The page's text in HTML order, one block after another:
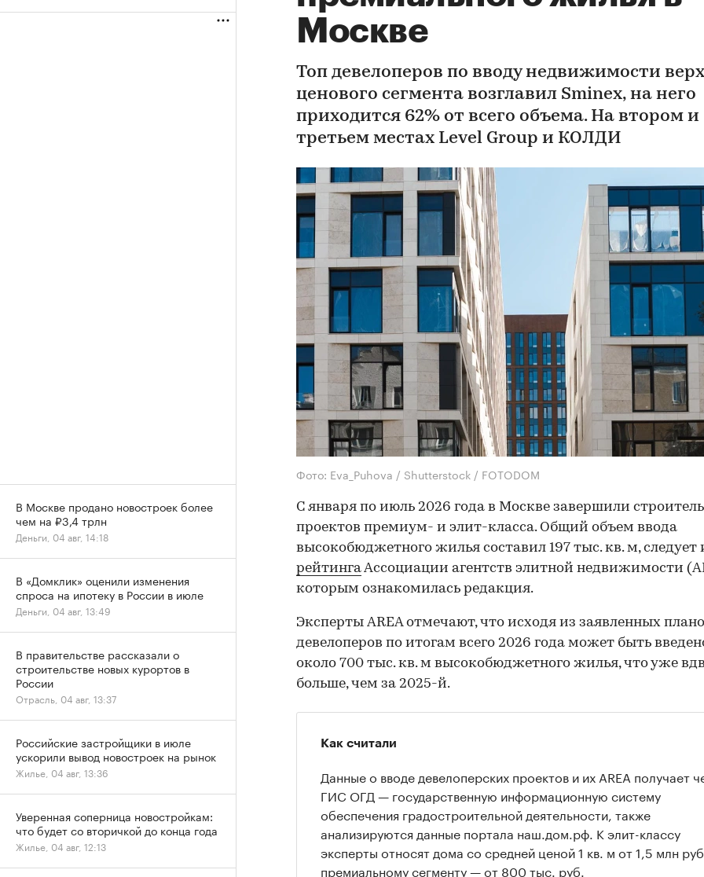
Москве
Топ девелоперов по вводу недвижимости
ценового сегмента возглавил Sminex, на него
приходится 62% от всего объема. На втором и
третьем местах Level Group и КОЛДИ
Фото: Eva_Puhova / Shutterstock / FOTODOM
С января по июль 2026 года в Москве завершили
проектов премиум- и элит-класса. Общий объем ввода
высокобюджетного жилья составил 197 тыс. кв. м, следует
рейтингаАссоциации агентств элитной недвижимости
которым ознакомилась редакция.
Эксперты AREA отмечают, что исходя из заявленных
девелоперов по итогам всего 2026 года может быть
около 700 тыс. кв. м высокобюджетного жилья, что уже
больше, чем за 2025-й.
Как считали
Данные о вводе девелоперских проектов и их AREA получает
ГИС ОГД — государственную информационную систему
обеспечения градостроительной деятельности, также
анализируются данные портала наш.дом.рф. К элит-классу
эксперты относят дома со средней ценой 1 кв. м от 1,5 млн
премиальному сегменту — от 800 тыс. руб.
В Москве продано новостроек более
чем на ₽3,4 трлн
Деньги, 04 авг, 14:18
В «Домклик» оценили изменения
спроса на ипотеку в России в июле
Деньги, 04 авг, 13:49
В правительстве рассказали о
строительстве новых курортов в
России
Отрасль, 04 авг, 13:37
Российские застройщики в июле
ускорили вывод новостроек на рынок
Жилье, 04 авг, 13:36
Уверенная соперница новостройкам:
что будет со вторичкой до конца года
Жилье, 04 авг, 12:13